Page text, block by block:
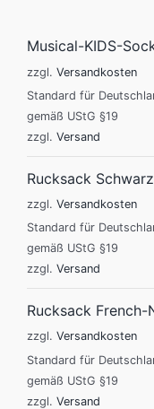
Musical-KIDS-
zzgl. Versandkosten
Standard für
gemäß UStG §19
zzgl. Versand
Rucksack Schwarz
zzgl. Versandkosten
Standard für
gemäß UStG §19
zzgl. Versand
Rucksack French-
zzgl. Versandkosten
Standard für
gemäß UStG §19
zzgl. Versand